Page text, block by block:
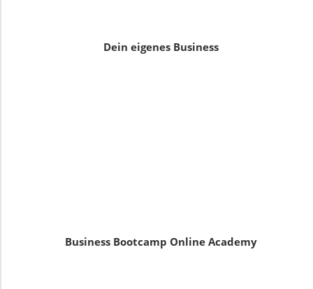
Dein eigenes Business
Business Bootcamp Online Academy